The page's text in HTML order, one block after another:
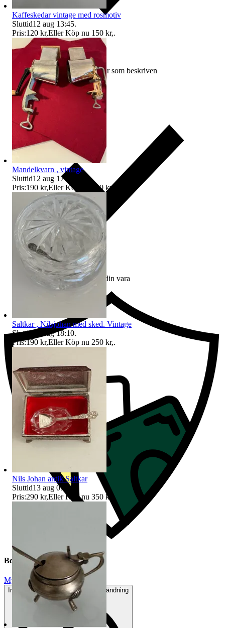
Ersättning om varan inte är som beskriven
Ersättning om du inte får din vara
Beskrivning
Mycket gott skick
Inga eller minimala tecken på användning
Kaffeskedar vintage med rosmotiv
Sluttid12 aug 13:45.
Pris:120 kr,Eller Köp nu 150 kr,.
Mandelkvarn , vintage
Sluttid12 aug 17:02
Pris:190 kr,Eller Köp nu 250 kr,
Saltkar , Nilsjohan med sked. Vintage
Sluttid 12 aug 18:10.
Pris:190 kr,Eller Köp nu 250 kr,.
Nils Johan antik Saltkar
Sluttid13 aug 07:57
Pris:290 kr,Eller Köp nu 350 kr .